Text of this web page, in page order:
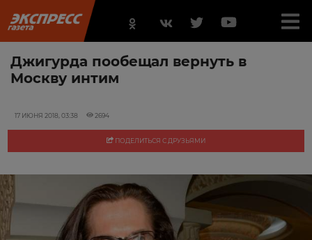
Джигурда пообещал вернуть в
Москву интим
17 ИЮНЯ 2018, 03:38 2694
ПОДЕЛИТЬСЯ С ДРУЗЬЯМИ